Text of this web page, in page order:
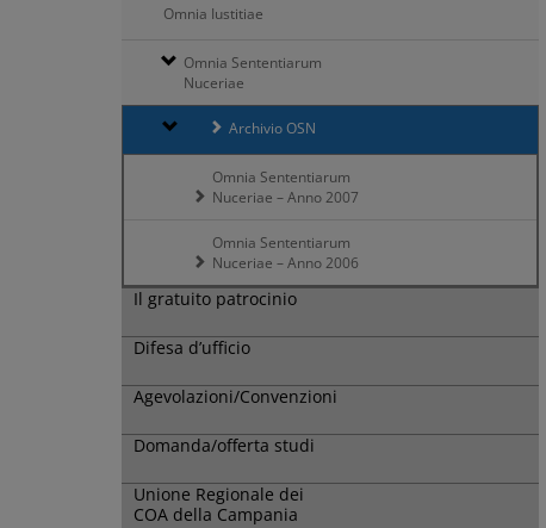
Omnia Iustitiae
Omnia Sententiarum
Nuceriae
Archivio OSN
Omnia Sententiarum
Nuceriae – Anno 2007
Omnia Sententiarum
Nuceriae – Anno 2006
Il gratuito patrocinio
Difesa d’ufficio
Agevolazioni/Convenzioni
Domanda/offerta studi
Unione Regionale dei
COA della Campania